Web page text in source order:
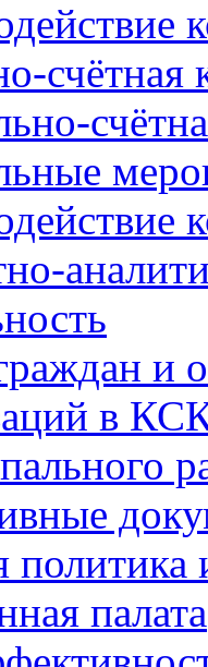
счётная
и
в
политика
палата